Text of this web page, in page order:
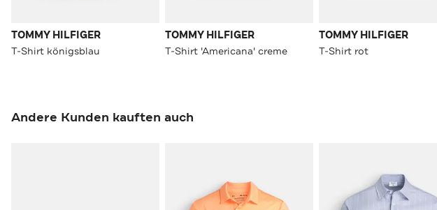
TOMMY HILFIGER
T-Shirt königsblau
TOMMY HILFIGER
T-Shirt 'Americana' creme
TOMMY HILFIGER
T-Shirt rot
Andere Kunden kauften auch